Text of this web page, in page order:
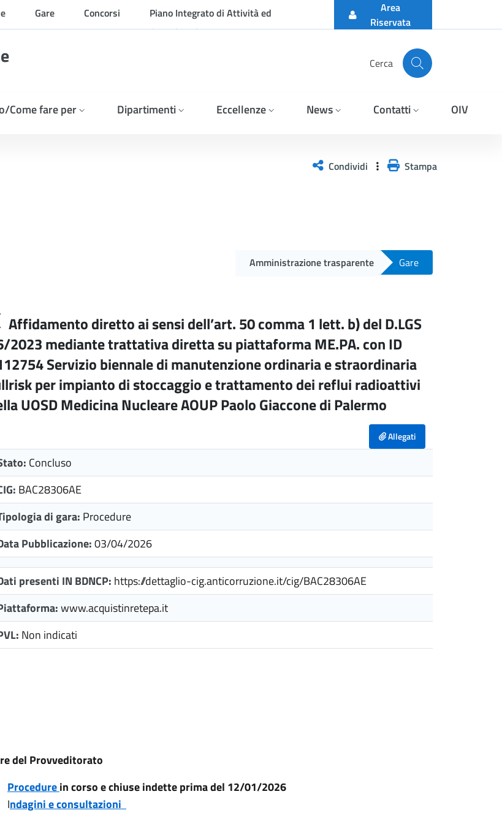
Gare Concorsi
Piano Integrato di Attività ed
Organizzazione
Area
Riservata
Cerca
Come fare per Dipartimenti Eccellenze News Contatti OIV
Condividi Stampa
Amministrazione trasparente Gare
Affidamento diretto ai sensi dell’art. 50 comma 1 lett. b) del D.LGS
2023 mediante trattativa diretta su piattaforma ME.PA. con ID
Servizio biennale di manutenzione ordinaria e straordinaria
per impianto di stoccaggio e trattamento dei reflui radioattivi
UOSD Medicina Nucleare AOUP Paolo Giaccone di Palermo
Allegati
Concluso
BAC28306AE
di gara: Procedure
Pubblicazione:03/04/2026
presenti IN BDNCP: https://dettaglio-cig.anticorruzione.it/cig/BAC28306AE
www.acquistinretepa.it
Non indicati
del Provveditorato
Procedurein corso e chiuse indette prima del 12/01/2026
Indagini e consultazioni